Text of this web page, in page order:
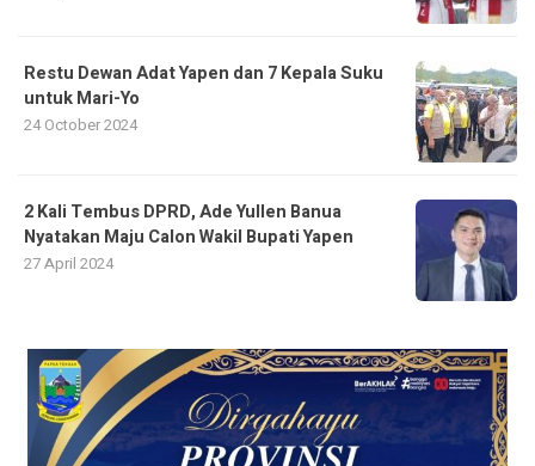
Restu Dewan Adat Yapen dan 7 Kepala Suku
untuk Mari-Yo
24 October 2024
2 Kali Tembus DPRD, Ade Yullen Banua
Nyatakan Maju Calon Wakil Bupati Yapen
27 April 2024